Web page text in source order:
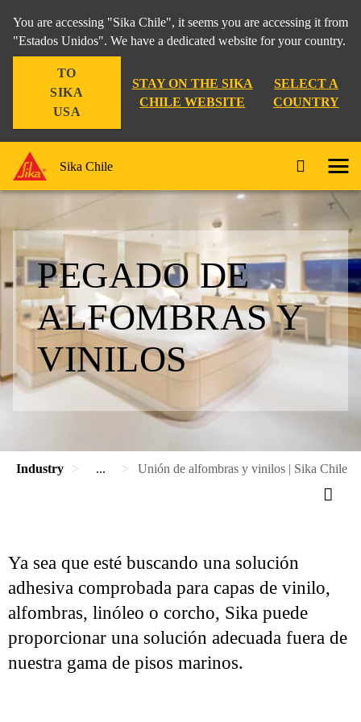
You are accessing "Sika Chile", it seems you are accessing it from
"Estados Unidos". We have a dedicated website for your country.
TO
SIKA
USA
STAY ON THE SIKA
CHILE WEBSITE
SELECT A
COUNTRY
Sika Chile
PEGADO DE
ALFOMBRAS Y
VINILOS
Industry ... Unión de alfombras y vinilos | Sika Chile
Ya sea que esté buscando una solución
adhesiva comprobada para capas de vinilo,
alfombras, linóleo o corcho, Sika puede
proporcionar una solución adecuada fuera de
nuestra gama de pisos marinos.